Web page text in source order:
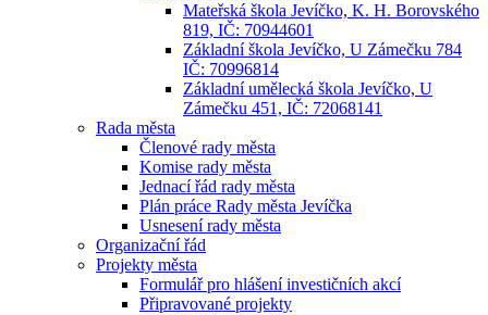
Mateřská škola Jevíčko, K. H. Borovského
819, IČ: 70944601
Základní škola Jevíčko, U Zámečku 784
IČ: 70996814
Základní umělecká škola Jevíčko, U
Zámečku 451, IČ: 72068141
Rada města
Členové rady města
Komise rady města
Jednací řád rady města
Plán práce Rady města Jevíčka
Usnesení rady města
Organizační řád
Projekty města
Formulář pro hlášení investičních akcí
Připravované projekty